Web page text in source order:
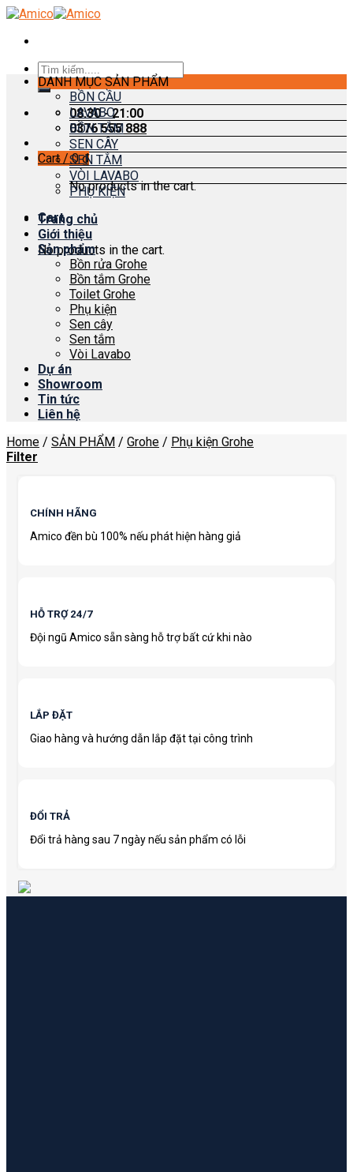
Skip
content
Search
for:
08:30 - 21:00
0376 555 888
Cart /0₫
No products in the cart.
Cart
No products in the cart.
DANH MỤC SẢN PHẨM
BỒN CẦU
LAVABO
BỒN TẮM
SEN CÂY
SEN TẮM
VÒI LAVABO
PHỤ KIỆN
Trang chủ
Giới thiệu
Sản phẩm
Bồn rửa Grohe
Bồn tắm Grohe
Toilet Grohe
Phụ kiện
Sen cây
Sen tắm
Vòi Lavabo
Dự án
Showroom
Tin tức
Liên hệ
Home / SẢN PHẨM / Grohe / Phụ kiện Grohe
Filter
CHÍNH HÃNG
Amico đền bù 100% nếu phát hiện hàng giả
HỖ TRỢ 24/7
Đội ngũ Amico sẵn sàng hỗ trợ bất cứ khi nào
LẮP ĐẶT
Giao hàng và hướng dẫn lắp đặt tại công trình
ĐỔI TRẢ
Đổi trả hàng sau 7 ngày nếu sản phẩm có lỗi